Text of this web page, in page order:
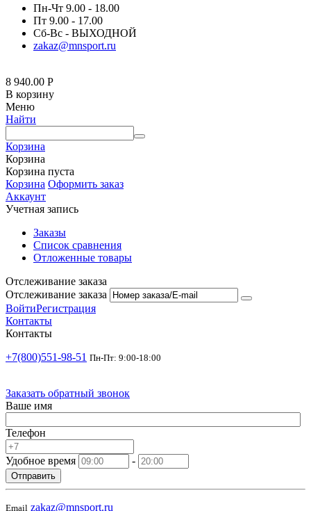
Пн-Чт 9.00 - 18.00
Пт 9.00 - 17.00
Сб-Вс - ВЫХОДНОЙ
zakaz@mnsport.ru
8 940.00 Р
В корзину
Меню
Найти
Корзина
Корзина
Корзина пуста
Корзина Оформить заказ
Аккаунт
Учетная запись
Заказы
Список сравнения
Отложенные товары
Отслеживание заказа
Отслеживание заказа
ВойтиРегистрация
Контакты
Контакты
+7(800)551-98-51 Пн-Пт: 9:00-18:00
Заказать обратный звонок
Ваше имя
Телефон
Удобное время -
Отправить
Email zakaz@mnsport.ru